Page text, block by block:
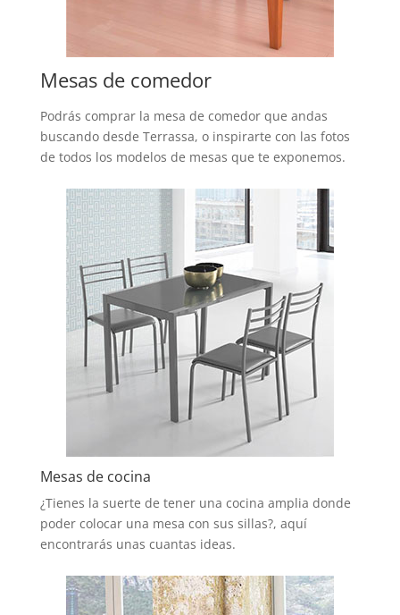
Mesas de comedor
Podrás comprar la mesa de comedor que andas
buscando desde Terrassa, o inspirarte con las fotos
de todos los modelos de mesas que te exponemos.
Mesas de cocina
¿Tienes la suerte de tener una cocina amplia donde
poder colocar una mesa con sus sillas?, aquí
encontrarás unas cuantas ideas.